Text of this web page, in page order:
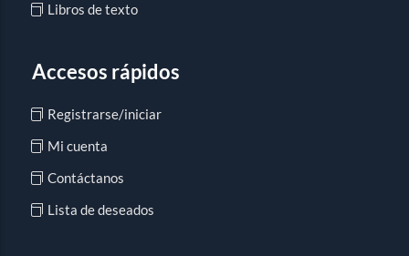
Libros de texto
Accesos rápidos
Registrarse/iniciar
Mi cuenta
Contáctanos
Lista de deseados